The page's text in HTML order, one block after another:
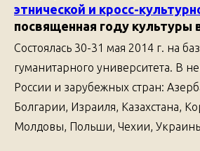
этнической и кросс-
посвященная году культуры
Состоялась 30-31 мая 2014 г. на
гуманитарного университета. В
России и зарубежных стран:
Болгарии, Израиля, Казахстана,
Молдовы, Польши, Чехии,